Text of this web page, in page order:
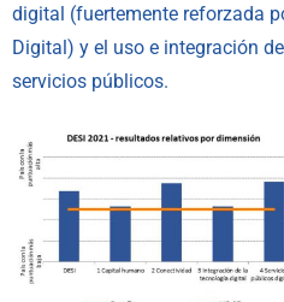
digital (fuertemente reforzada
Digital) y el uso e integración
servicios públicos.